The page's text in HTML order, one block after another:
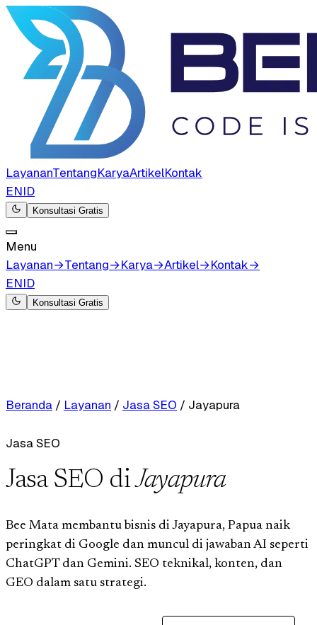
LayananTentangKaryaArtikelKontak
ENID
Konsultasi Gratis
Menu
Layanan→Tentang→Karya→Artikel→Kontak→
ENID
Konsultasi Gratis
Beranda / Layanan / Jasa SEO / Jayapura
Jasa SEO
Jasa SEO diJayapura
Bee Mata membantu bisnis di Jayapura, Papua naik
peringkat di Google dan muncul di jawaban AI seperti
ChatGPT dan Gemini. SEO teknikal, konten, dan
GEO dalam satu strategi.